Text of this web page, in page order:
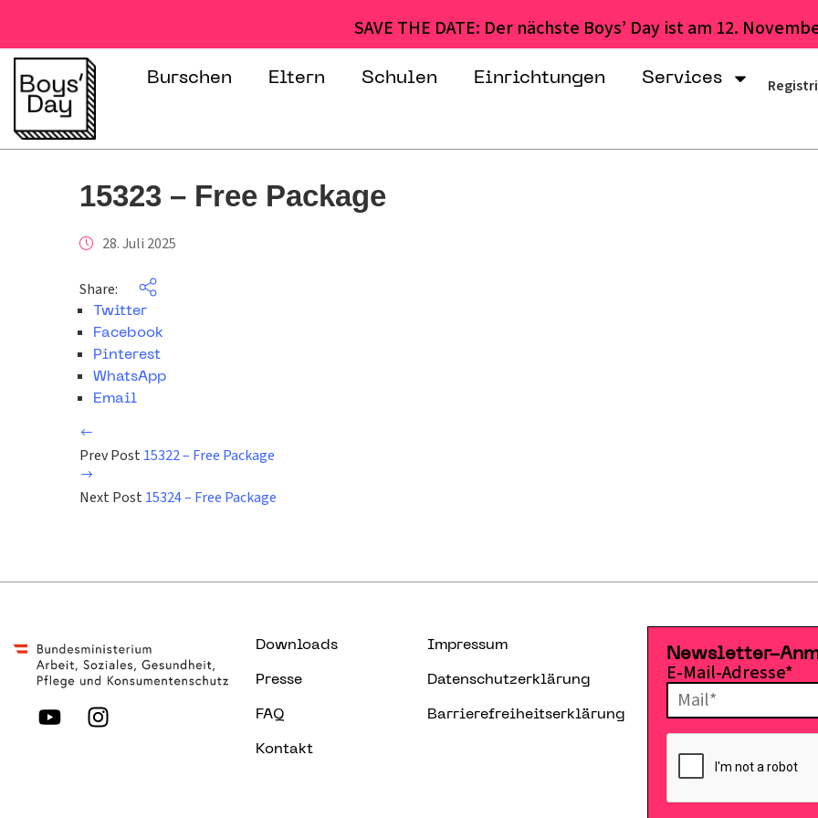
SAVE THE DATE: Der nächste Boys’ Day ist am 12.
Burschen Eltern Schulen Einrichtungen Services
15323 – Free Package
28. Juli 2025
Share:
Twitter
Facebook
Pinterest
WhatsApp
Email
Prev Post 15322 – Free Package
Next Post 15324 – Free Package
Downloads
Presse
FAQ
Kontakt
Impressum
Datenschutzerklärung
Barrierefreiheitserklärung
Newsletter-
E-Mail-Adresse*